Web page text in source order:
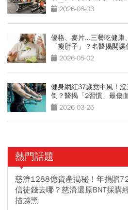
何退出
2026-08-03
優格、麥片...三餐吃健康
「瘦胖子」？名醫揭開
2026-05-02
健身網紅37歲竟中風！
倒？醫揭「2習慣」最傷
跡象2026-03-25
熱門話題
慈濟1288億資產揭秘！年捐贈
信徒錢去哪？慈濟還原BNT採購
描越黑